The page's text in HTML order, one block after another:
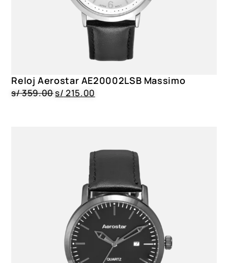
Reloj Aerostar AE20002LSB Massimo
s/359.00s/ 215.00